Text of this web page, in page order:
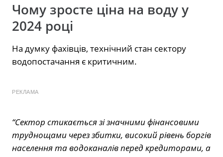
Чому зросте ціна на воду у
2024 році
На думку фахівців, технічний стан сектору
водопостачання є критичним.
РЕКЛАМА
“Сектор стикається зі значними фінансовими
труднощами через збитки, високий рівень боргів
населення та водоканалів перед кредиторами, а